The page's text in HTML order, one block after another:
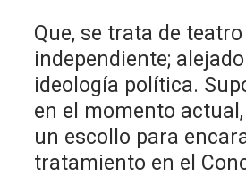
Que, se trata de teatro
independiente;
ideología política.
en el momento
un escollo para
tratamiento en el